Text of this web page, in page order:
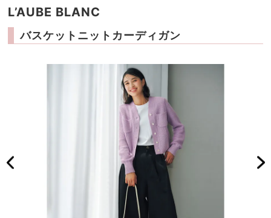
L’AUBE BLANC
バスケットニットカーディガン